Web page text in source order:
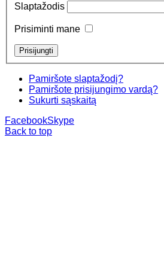
Slaptažodis
Prisiminti mane
Pamiršote slaptažodį?
Pamiršote prisijungimo vardą?
Sukurti sąskaitą
FacebookSkype
Back to top